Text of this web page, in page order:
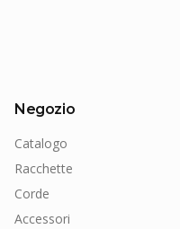
Negozio
Catalogo
Racchette
Corde
Accessori